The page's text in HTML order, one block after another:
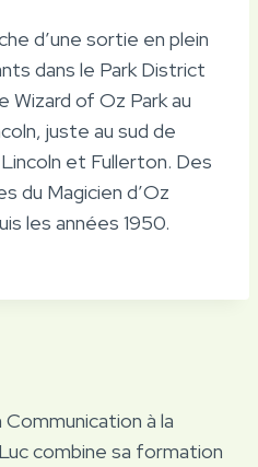
d’une sortie en plein
dans le Park District
of Oz Park au
juste au sud de
et Fullerton. Des
du Magicien d’Oz
les années 1950.
à la
combine sa formation